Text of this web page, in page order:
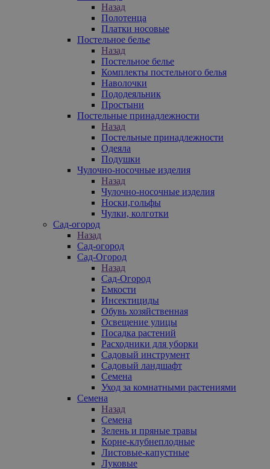
Назад
Полотенца
Платки носовые
Постельное белье
Назад
Постельное белье
Комплекты постельного белья
Наволочки
Пододеяльник
Простыни
Постельные принадлежности
Назад
Постельные принадлежности
Одеяла
Подушки
Чулочно-носочные изделия
Назад
Чулочно-носочные изделия
Носки,гольфы
Чулки, колготки
Сад-огород
Назад
Сад-огород
Сад-Огород
Назад
Сад-Огород
Емкости
Инсектициды
Обувь хозяйственная
Освещение улицы
Посадка растений
Расходники для уборки
Садовый инструмент
Садовый ландшафт
Семена
Уход за комнатными растениями
Семена
Назад
Семена
Зелень и пряные травы
Корне-клубнеплодные
Листовые-капустные
Луковые